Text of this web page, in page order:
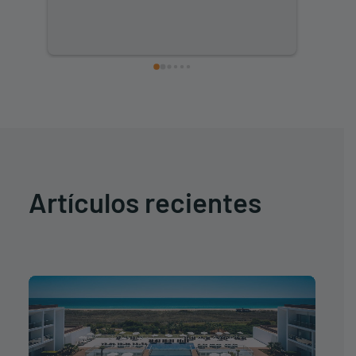
Artículos recientes
" data-no-bp="" data-
bp="210,250,360,480,720,945,1032,1350,1500"
data-uniqueid="174437-231503" data-
guid="https://www.iht-group.com/wp-
content/uploads/2026/04/resultado1-iberostar-